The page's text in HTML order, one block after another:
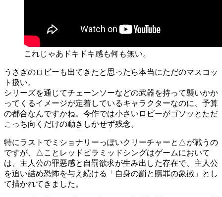
これじゃあドキドキ感も何も無い。
うさぎのロビーも出てきたと思ったら本当にただのマスコッ
ト扱い。
シリーズを通じてチェーンソーなどの武器を持って襲いかか
ってくるイメージが定着しているキャラクターなのに、予算
の都合なんですかね。今作では小さいロビーがゴソッとただ
こっち向くだけの動きしかせず残念。
特にラストでミショナリーっぽいクリーチャーと△が戦うの
ですが、△ことレッドピラミッドシングはゲームにおいて
は、主人公の罪悪感と自罰欲求が生み出した存在で、主人公
を追い詰め恐怖を与え続ける「自身の罰と贖罪の象徴」とし
て描かれてきました。